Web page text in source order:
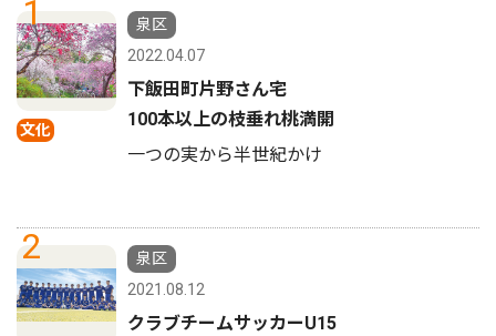
1
文化
泉区
2022.04.07
下飯田町片野さん宅
100本以上の枝垂れ桃満開
一つの実から半世紀かけ
2
泉区
2021.08.12
クラブチームサッカーU15